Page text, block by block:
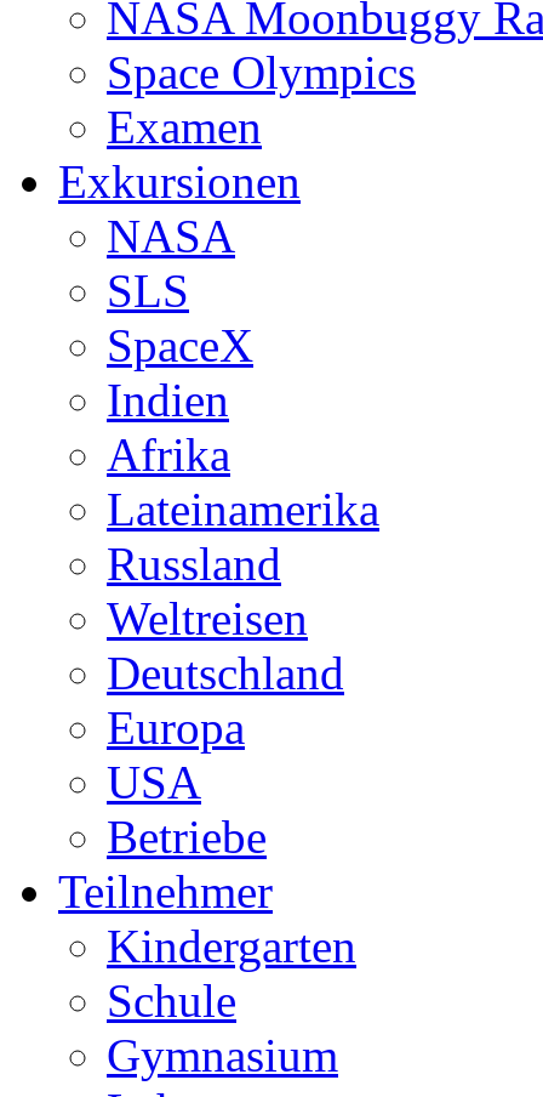
NASA Moonbuggy
Space Olympics
Examen
Exkursionen
NASA
SLS
SpaceX
Indien
Afrika
Lateinamerika
Russland
Weltreisen
Deutschland
Europa
USA
Betriebe
Teilnehmer
Kindergarten
Schule
Gymnasium